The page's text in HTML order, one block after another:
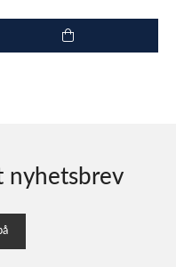
nyhetsbrev